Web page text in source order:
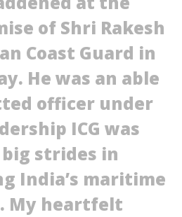
of Shri Rakesh
Coast Guard in
He was an able
officer under
ICG was
strides in
India’s maritime
My heartfelt